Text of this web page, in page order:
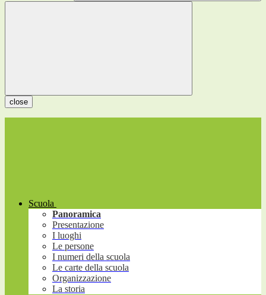
close
Scuola
Panoramica
Presentazione
I luoghi
Le persone
I numeri della scuola
Le carte della scuola
Organizzazione
La storia